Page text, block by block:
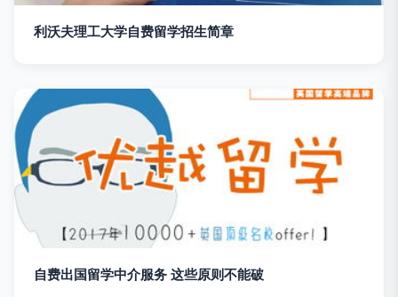
利沃夫理工大学自费留学招生简章
自费出国留学中介服务 这些原则不能破